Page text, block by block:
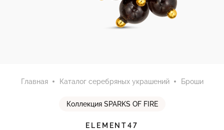
Главная Каталог серебряных украшений Броши
Коллекция SPARKS OF FIRE
ELEMENT47